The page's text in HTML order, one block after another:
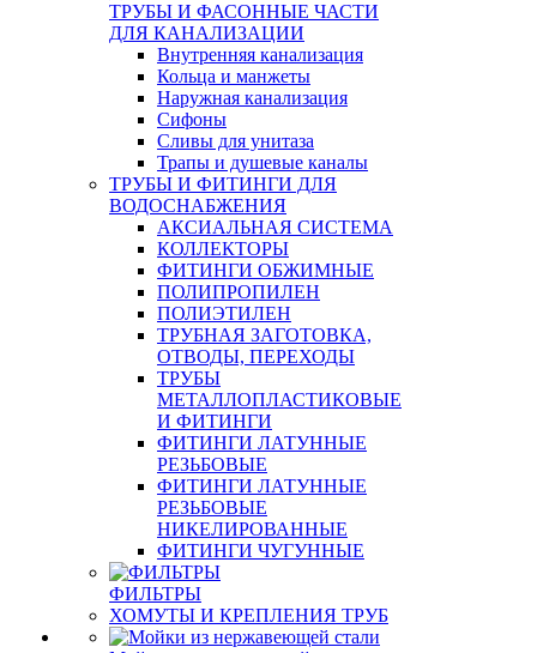
ТРУБЫ И ФАСОННЫЕ ЧАСТИ
ДЛЯ КАНАЛИЗАЦИИ
Внутренняя канализация
Кольца и манжеты
Наружная канализация
Сифоны
Сливы для унитаза
Трапы и душевые каналы
ТРУБЫ И ФИТИНГИ ДЛЯ
ВОДОСНАБЖЕНИЯ
АКСИАЛЬНАЯ СИСТЕМА
КОЛЛЕКТОРЫ
ФИТИНГИ ОБЖИМНЫЕ
ПОЛИПРОПИЛЕН
ПОЛИЭТИЛЕН
ТРУБНАЯ ЗАГОТОВКА,
ОТВОДЫ, ПЕРЕХОДЫ
ТРУБЫ
МЕТАЛЛОПЛАСТИКОВЫЕ
И ФИТИНГИ
ФИТИНГИ ЛАТУННЫЕ
РЕЗЬБОВЫЕ
ФИТИНГИ ЛАТУННЫЕ
РЕЗЬБОВЫЕ
НИКЕЛИРОВАННЫЕ
ФИТИНГИ ЧУГУННЫЕ
ФИЛЬТРЫ
ХОМУТЫ И КРЕПЛЕНИЯ ТРУБ